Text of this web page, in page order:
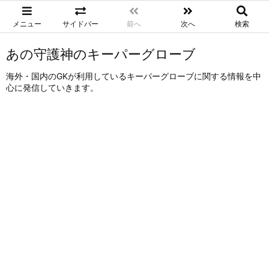
メニュー サイドバー 前へ 次へ 検索
あの守護神のキーパーグローブ
海外・国内のGKが利用しているキーパーグローブに関する情報を中
心に発信していきます。